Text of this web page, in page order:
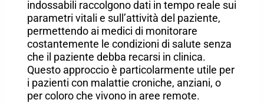
indossabili raccolgono dati in tempo reale sui
parametri vitali e sull’attività del paziente,
permettendo ai medici di monitorare
costantemente le condizioni di salute senza
che il paziente debba recarsi in clinica.
Questo approccio è particolarmente utile per
i pazienti con malattie croniche, anziani, o
per coloro che vivono in aree remote.